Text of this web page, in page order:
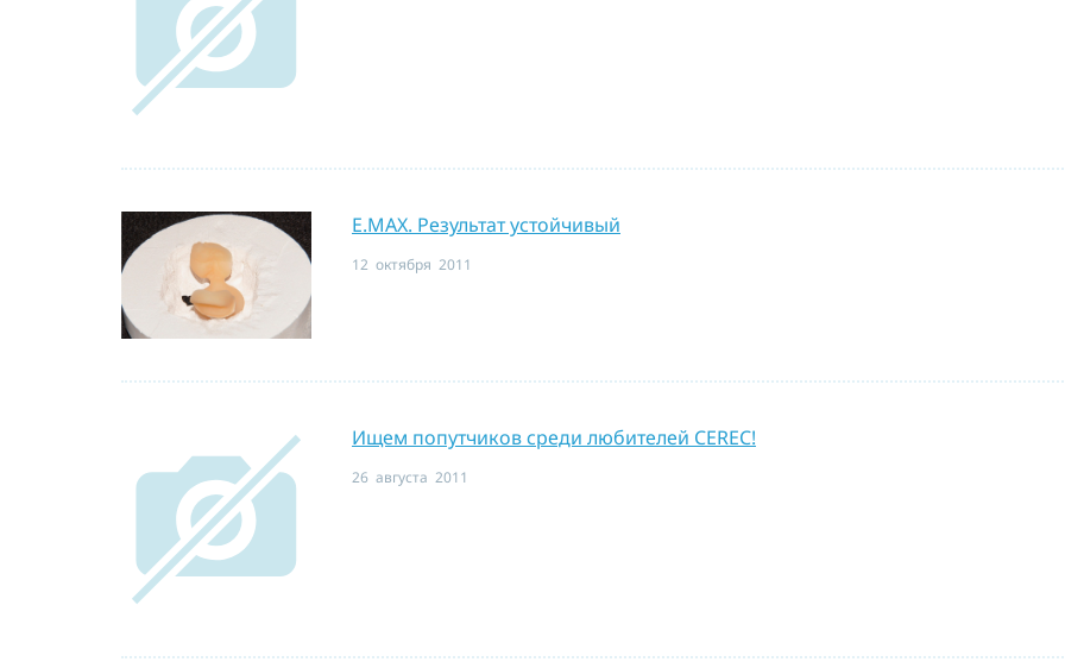
E.MAX. Результат устойчивый
12 октября 2011
Ищем попутчиков среди любителей CEREC!
26 августа 2011